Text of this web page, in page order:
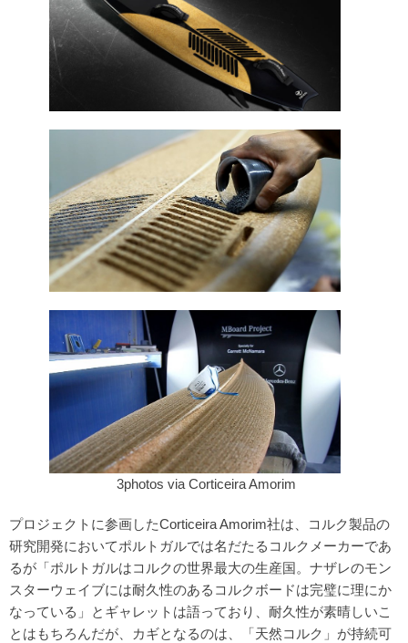
3photos via Corticeira Amorim
プロジェクトに参画したCorticeira Amorim社は、コルク製品の
研究開発においてポルトガルでは名だたるコルクメーカーであ
るが「ポルトガルはコルクの世界最大の生産国。ナザレのモン
スターウェイブには耐久性のあるコルクボードは完璧に理にか
なっている」とギャレットは語っており、耐久性が素晴しいこ
とはもちろんだが、カギとなるのは、「天然コルク」が持続可